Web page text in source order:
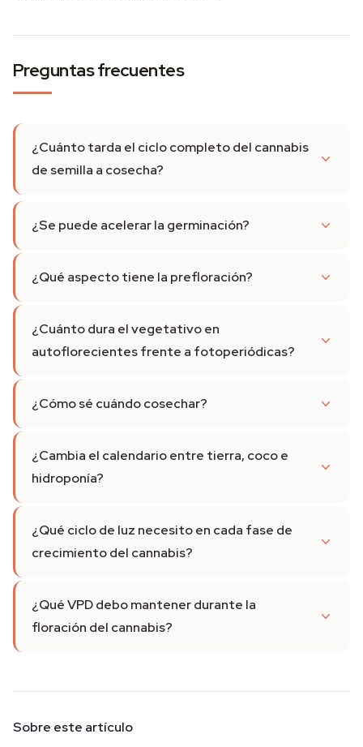
Preguntas frecuentes
¿Cuánto tarda el ciclo completo del cannabis
de semilla a cosecha?
¿Se puede acelerar la germinación?
¿Qué aspecto tiene la prefloración?
¿Cuánto dura el vegetativo en
autoflorecientes frente a fotoperiódicas?
¿Cómo sé cuándo cosechar?
¿Cambia el calendario entre tierra, coco e
hidroponía?
¿Qué ciclo de luz necesito en cada fase de
crecimiento del cannabis?
¿Qué VPD debo mantener durante la
floración del cannabis?
Sobre este artículo